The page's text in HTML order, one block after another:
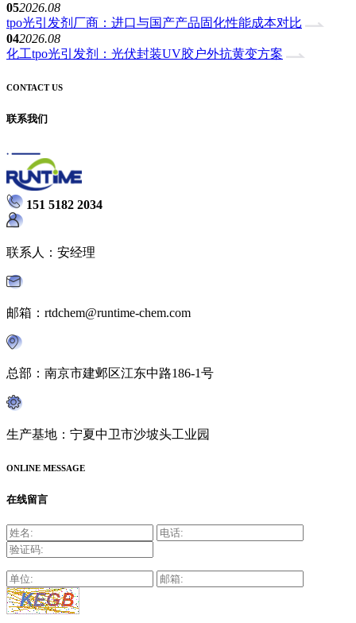
052026.08
tpo光引发剂厂商：进口与国产产品固化性能成本对比
042026.08
化工tpo光引发剂：光伏封装UV胶户外抗黄变方案
CONTACT US
联系我们
151 5182 2034
联系人：安经理
邮箱：rtdchem@runtime-chem.com
总部：南京市建邺区江东中路186-1号
生产基地：宁夏中卫市沙坡头工业园
ONLINE MESSAGE
在线留言